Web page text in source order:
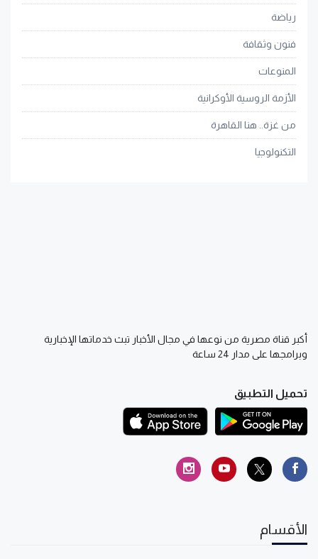
رياضة
فنون وثقافة
المنوعات
الأزمة الروسية الأوكرانية
من غزة.. هنا القاهرة
التكنولوجيا
أكبر قناة مصرية من نوعها في مجال الأخبار تبث خدماتها الإخبارية
وبرامجها على مدار 24 ساعة
تحميل التطبيق
الأقسام